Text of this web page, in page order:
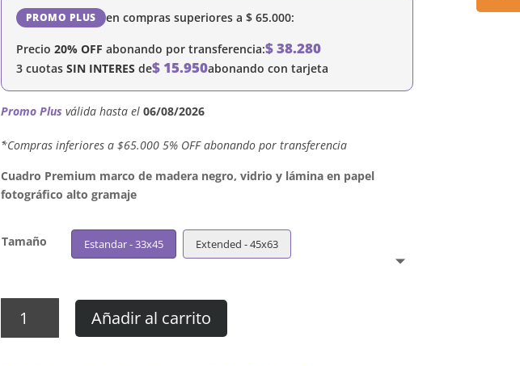
PROMO PLUS en compras superiores a $65.000:
Precio 20% OFF abonando por transferencia:$38.280
3 cuotas SIN INTERES de$15.950abonando con tarjeta
Promo Plus válida hasta el 06/08/2026
´*Compras inferiores a $65.000 5% OFF abonando por transferencia
Cuadro Premium marco de madera negro, vidrio y lámina en papel
fotográfico alto gramaje
Tamaño Estandar - 33x45 Extended - 45x63
Añadir al carrito